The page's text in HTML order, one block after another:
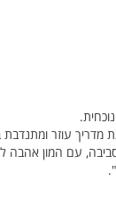
עם המון אהבה